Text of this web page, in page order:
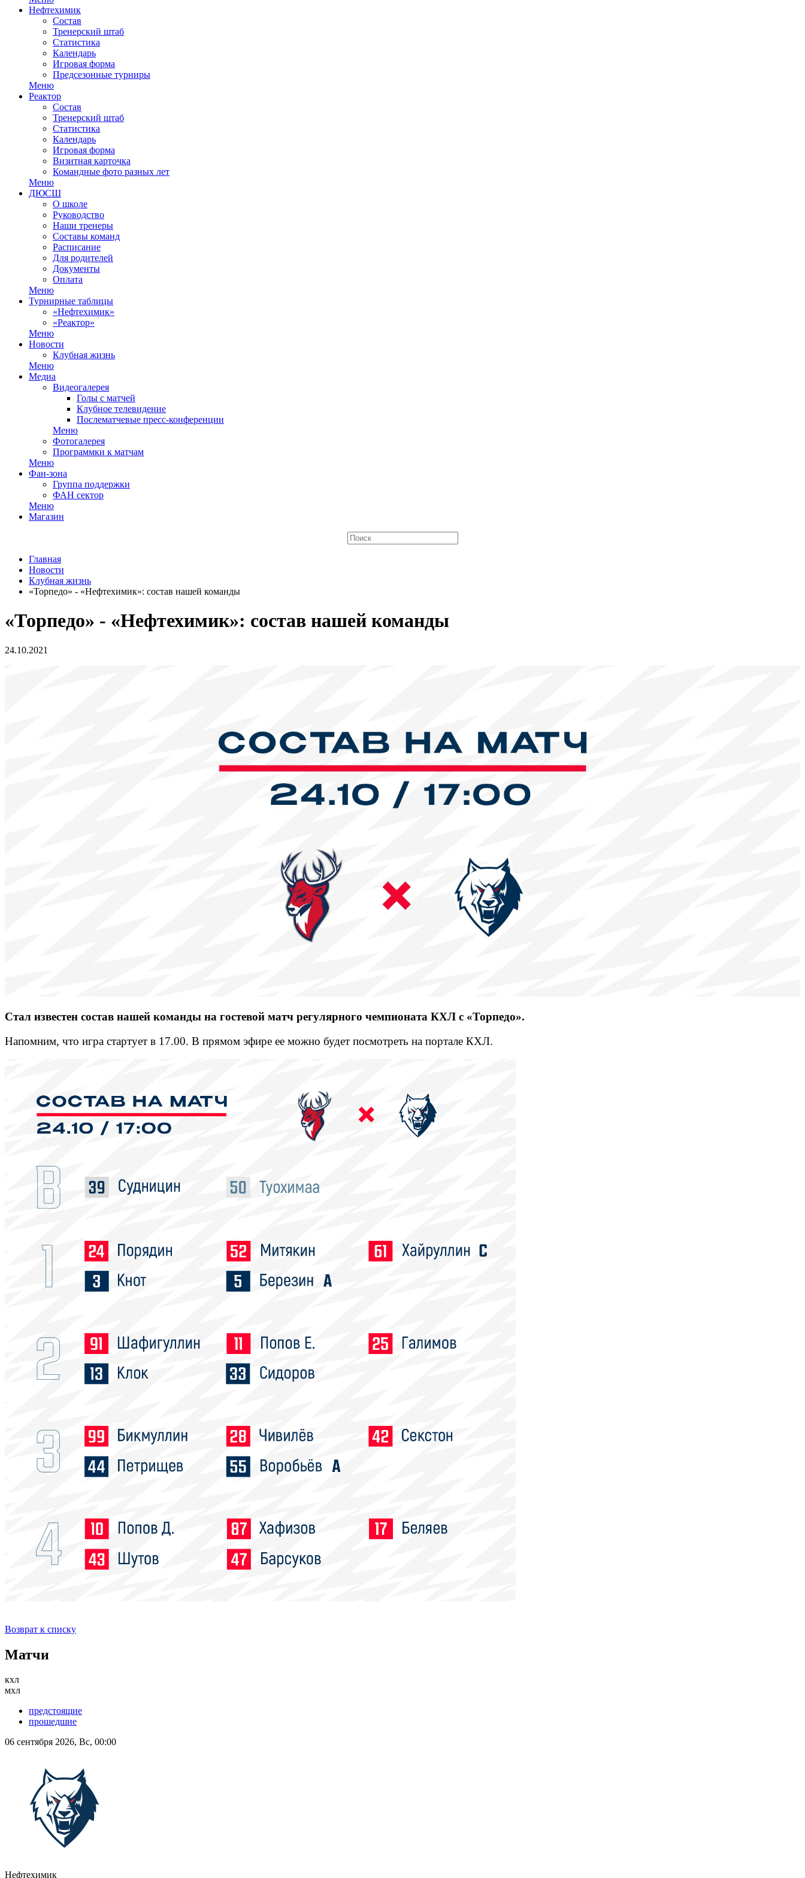
Нефтехимик
Состав
Тренерский штаб
Статистика
Календарь
Игровая форма
Предсезонные турниры
Меню
Реактор
Состав
Тренерский штаб
Статистика
Календарь
Игровая форма
Визитная карточка
Командные фото разных лет
Меню
ДЮСШ
О школе
Руководство
Наши тренеры
Составы команд
Расписание
Для родителей
Документы
Оплата
Меню
Турнирные таблицы
«Нефтехимик»
«Реактор»
Меню
Новости
Клубная жизнь
Меню
Медиа
Видеогалерея
Голы с матчей
Клубное телевидение
Послематчевые пресс-конференции
Меню
Фотогалерея
Программки к матчам
Меню
Фан-зона
Группа поддержки
ФАН сектор
Меню
Магазин
Главная
Новости
Клубная жизнь
«Торпедо» - «Нефтехимик»: состав нашей команды
«Торпедо» - «Нефтехимик»: состав нашей команды
24.10.2021
Стал известен состав нашей команды на гостевой матч регулярного чемпионата КХЛ с «Торпедо».
Напомним, что игра стартует в 17.00. В прямом эфире ее можно будет посмотреть на портале КХЛ.
Возврат к списку
Матчи
кхл
мхл
предстоящие
прошедшие
06 сентября 2026, Вс, 00:00
Нефтехимик